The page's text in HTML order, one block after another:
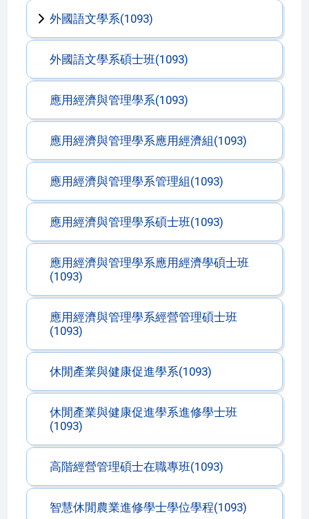
外國語文學系(1093)
外國語文學系碩士班(1093)
應用經濟與管理學系(1093)
應用經濟與管理學系應用經濟組(1093)
應用經濟與管理學系管理組(1093)
應用經濟與管理學系碩士班(1093)
應用經濟與管理學系應用經濟學碩士班
(1093)
應用經濟與管理學系經營管理碩士班
(1093)
休閒產業與健康促進學系(1093)
休閒產業與健康促進學系進修學士班
(1093)
高階經營管理碩士在職專班(1093)
智慧休閒農業進修學士學位學程(1093)